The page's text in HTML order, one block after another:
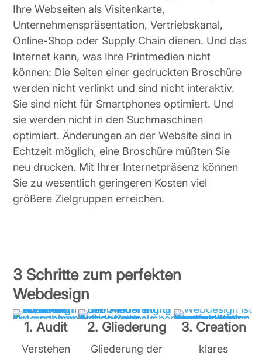
Ihre Webseiten als Visitenkarte,
Unternehmenspräsentation, Vertriebskanal,
Online-Shop oder Supply Chain dienen. Und das
Internet kann, was Ihre Printmedien nicht
können: Die Seiten einer gedruckten Broschüre
werden nicht verlinkt und sind nicht interaktiv.
Sie sind nicht für Smartphones optimiert. Und
sie werden nicht in den Suchmaschinen
optimiert. Änderungen an der Website sind in
Echtzeit möglich, eine Broschüre müßten Sie
neu drucken. Mit Ihrer Internetpräsenz können
Sie zu wesentlich geringeren Kosten viel
größere Zielgruppen erreichen.
3 Schritte zum perfekten
Webdesign
1. Audit
Verstehen
2. Gliederung
Gliederung der
3. Creation
klares